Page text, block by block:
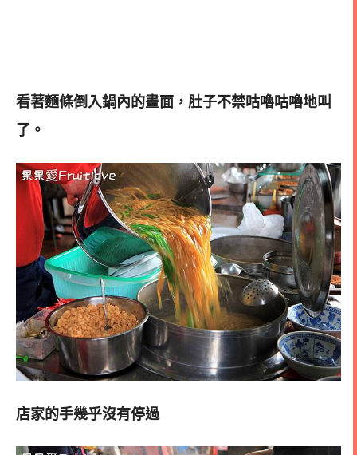
看著麵條倒入鍋內的畫面，肚子不禁咕嚕咕嚕地叫
了。
店家的手幾乎沒有停過